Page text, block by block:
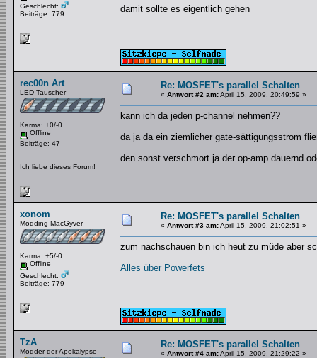
Geschlecht:
Beiträge: 779
damit sollte es eigentlich gehen
rec00n Art
LED-Tauscher
Karma: +0/-0
Offline
Beiträge: 47
Ich liebe dieses Forum!
Re: MOSFET's parallel Schalten
« Antwort #2 am:April 15, 2009, 20:49:59 »
kann ich da jeden p-channel nehmen??
da ja da ein ziemlicher gate-sättigungsstrom
den sonst verschmort ja der op-amp dauernd
xonom
Modding MacGyver
Karma: +5/-0
Offline
Geschlecht:
Beiträge: 779
Re: MOSFET's parallel Schalten
« Antwort #3 am:April 15, 2009, 21:02:51 »
zum nachschauen bin ich heut zu müde aber
Alles über Powerfets
TzA
Modder der Apokalypse
Re: MOSFET's parallel Schalten
« Antwort #4 am:April 15, 2009, 21:29:22 »